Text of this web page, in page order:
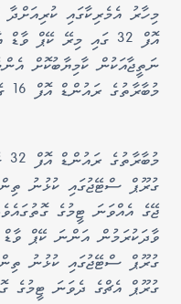
މިހާރު އެމެރިކާގައި
ނަތީޖާއަކުން ކާމިޔާބުކޮށް
މުބާރާތުގެ ރައުންޑް އޮފް 16 ގެ ޖާގައެއް ކަށަވަރުކޮށްފިއެވެ.
ގުރޫޕް ސްޓޭޖުގައި ކުޅުނު
ޖޭގެ އެއްވަނަ ޓީމުގެ
ގުރޫޕް ސްޓޭޖުގައި ކުޅުނު
ގުރޫޕް އެޗްގެ ދެވަނަ ޓީމުގެ